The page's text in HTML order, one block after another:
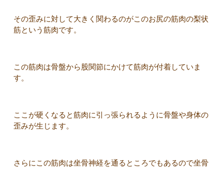
その歪みに対して大きく関わるのがこのお尻の筋肉の梨状
筋という筋肉です。
この筋肉は骨盤から股関節にかけて筋肉が付着していま
す。
ここが硬くなると筋肉に引っ張られるように骨盤や身体の
歪みが生じます。
さらにこの筋肉は坐骨神経を通るところでもあるので坐骨